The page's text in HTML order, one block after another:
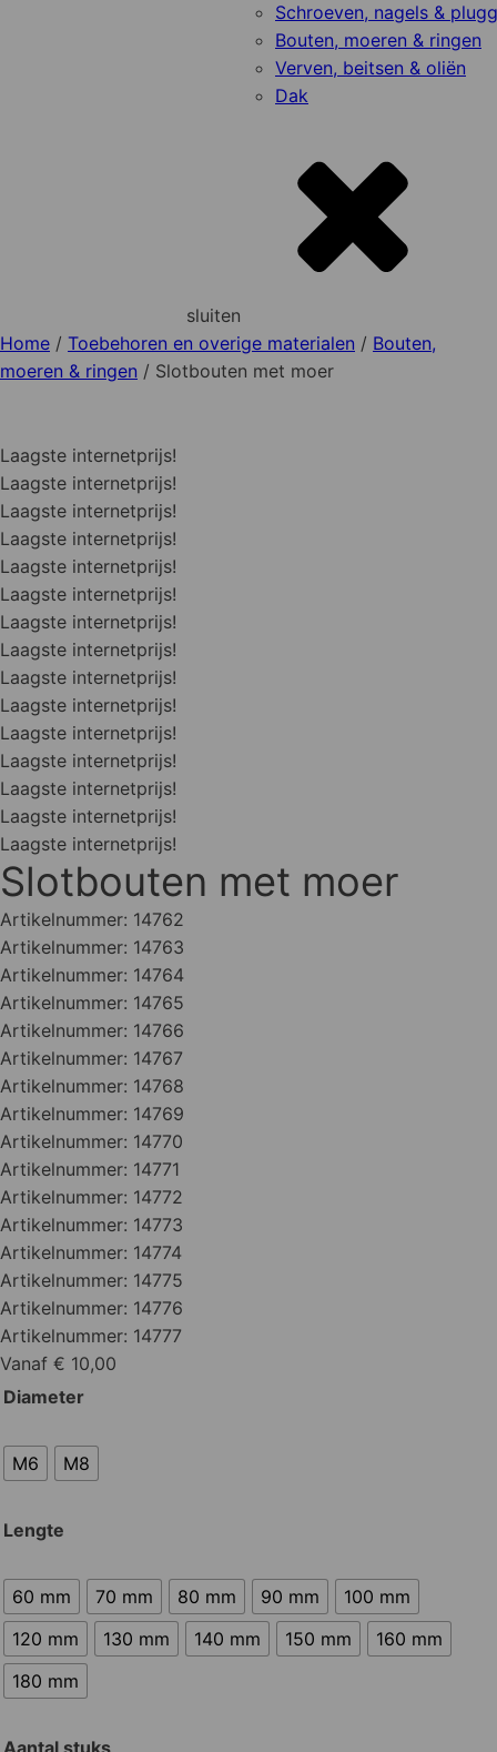
Schroeven, nagels &
Bouten, moeren & ringen
Verven, beitsen & oliën
Dak
sluiten
Home / Toebehoren en overige materialen / Bouten,
moeren & ringen / Slotbouten met moer
Laagste internetprijs!
Laagste internetprijs!
Laagste internetprijs!
Laagste internetprijs!
Laagste internetprijs!
Laagste internetprijs!
Laagste internetprijs!
Laagste internetprijs!
Laagste internetprijs!
Laagste internetprijs!
Laagste internetprijs!
Laagste internetprijs!
Laagste internetprijs!
Laagste internetprijs!
Laagste internetprijs!
Slotbouten met moer
Artikelnummer: 14762
Artikelnummer: 14763
Artikelnummer: 14764
Artikelnummer: 14765
Artikelnummer: 14766
Artikelnummer: 14767
Artikelnummer: 14768
Artikelnummer: 14769
Artikelnummer: 14770
Artikelnummer: 14771
Artikelnummer: 14772
Artikelnummer: 14773
Artikelnummer: 14774
Artikelnummer: 14775
Artikelnummer: 14776
Artikelnummer: 14777
Vanaf € 10,00
Diameter
M6 M8
Lengte
60 mm 70 mm 80 mm 90 mm
100 mm
120 mm
130 mm 140 mm 150 mm
160 mm
180 mm